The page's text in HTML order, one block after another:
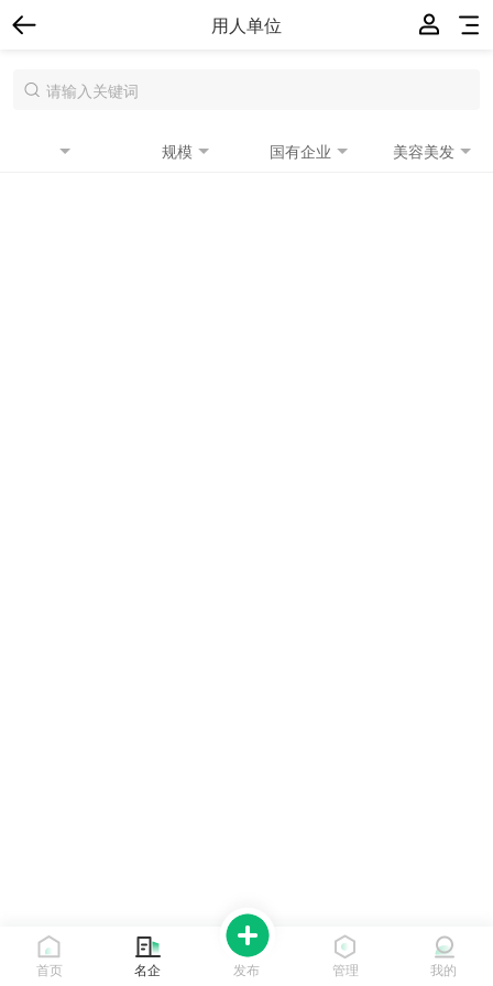
用人单位
规模 国有企业 美容美发
首页 名企 发布 管理 我的